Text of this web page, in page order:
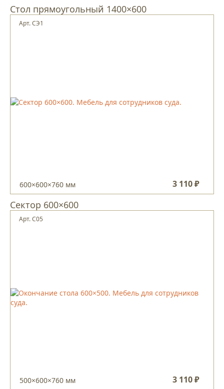
Стол прямоугольный 1400×600
600×600×760 мм 3 110 ₽
Арт. СЭ1
Сектор 600×600
500×600×760 мм 3 110 ₽
Арт. С05